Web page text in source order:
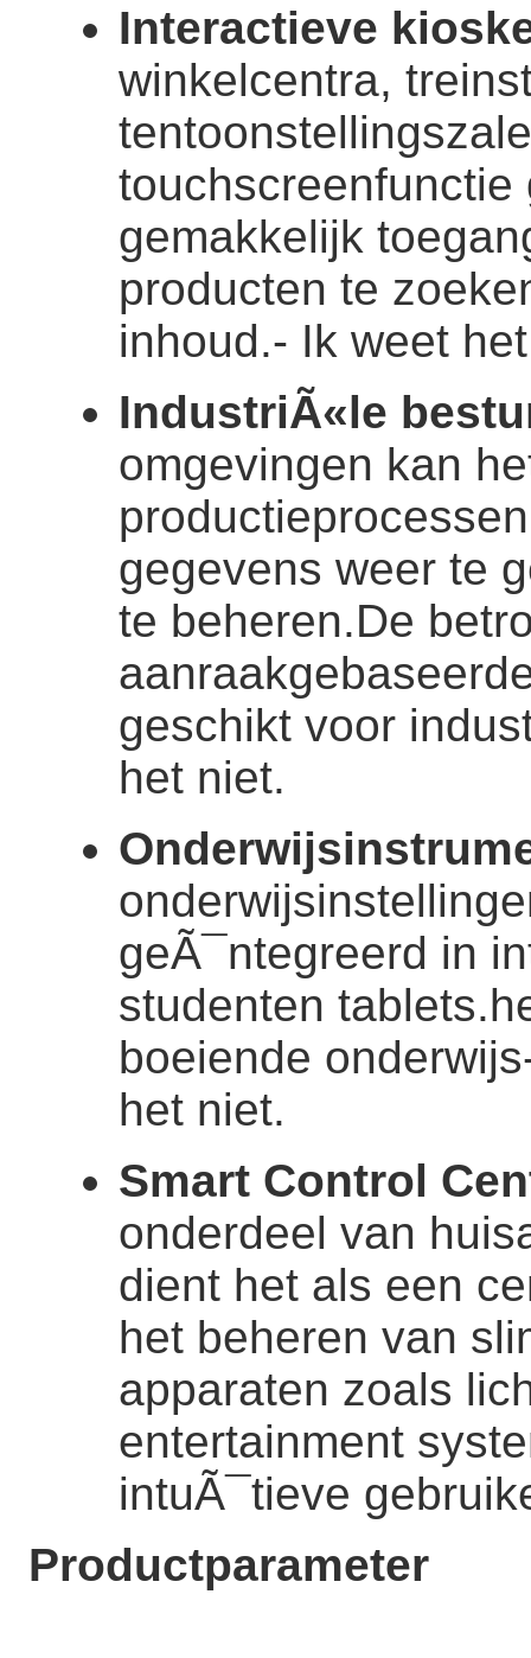
Interactieve
winkelcentra,
gemakkelijk
producten te
inhoud.- Ik weet
IndustriÃ«le
omgevingen kan
gegevens weer te
te beheren.De
geschikt voor
het niet.
geÃ¯ntegreerd in
studenten
boeiende
het niet.
Smart Control
onderdeel van
dient het als een
het beheren van
apparaten zoals
entertainment
intuÃ¯tieve
Productparameter